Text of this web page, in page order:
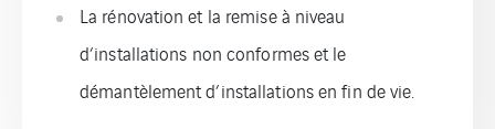
La rénovation et la remise à niveau
d’installations non conformes et le
démantèlement d’installations en fin de vie.